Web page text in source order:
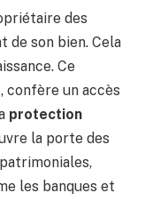
des
de son bien. Cela
Ce
, confère un accès
protection
la porte des
les banques et